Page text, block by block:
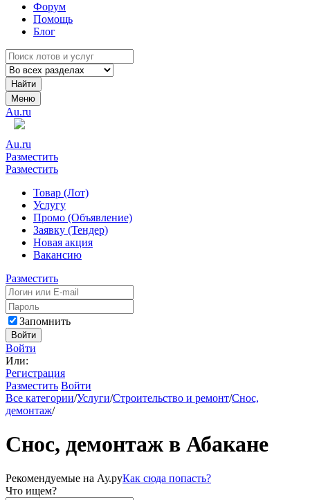
Форум
Помощь
Блог
Найти
Меню
Au.ru
Au.ru
Разместить
Разместить
Товар (Лот)
Услугу
Промо (Объявление)
Заявку (Тендер)
Новая акция
Вакансию
Разместить
Запомнить
Войти
Войти
Или:
Регистрация
Разместить Войти
Все категории/Услуги/Строительство и ремонт/Снос,
демонтаж/
Снос, демонтаж в Абакане
Рекомендуемые на Ау.руКак сюда попасть?
Что ищем?